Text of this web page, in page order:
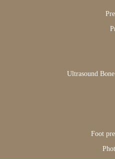
Ultrasound
Foot